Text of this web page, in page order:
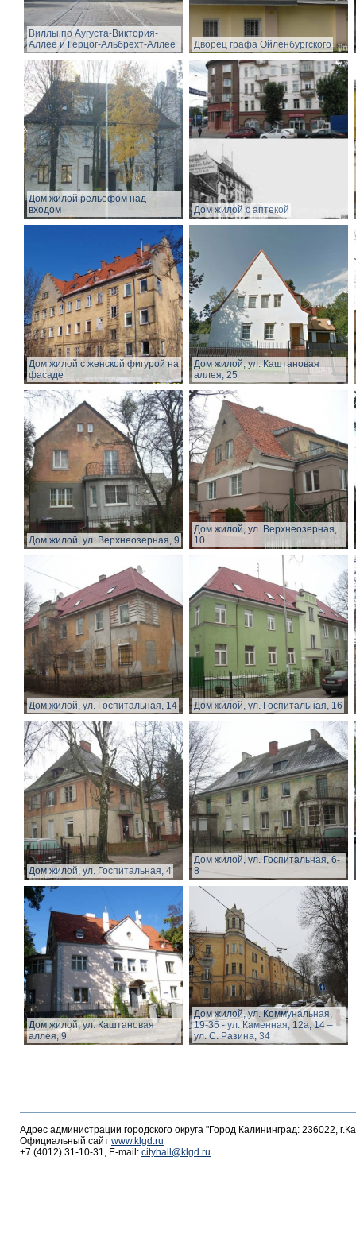
Виллы по Аугуста-Виктория-
Аллее и Герцог-Альбрехт-Аллее
Дворец графа Ойленбургского
Дом жилой рельефом над
входом
Дом жилой с аптекой
Дом жилой с женской фигурой на
фасаде
Дом жилой, ул. Каштановая
аллея, 25
Дом жилой, ул. Верхнеозерная, 9
Дом жилой, ул. Верхнеозерная,
10
Дом жилой, ул. Госпитальная, 14 Дом жилой, ул. Госпитальная, 16
Дом жилой, ул. Госпитальная, 4
Дом жилой, ул. Госпитальная, 6-
8
Дом жилой, ул. Каштановая
аллея, 9
Дом жилой, ул. Коммунальная,
19-35 - ул. Каменная, 12а, 14 –
ул. С. Разина, 34
Адрес администрации городского округа "Город Калининград: 236022,
Официальный сайт www.klgd.ru
+7 (4012) 31-10-31, E-mail: cityhall@klgd.ru